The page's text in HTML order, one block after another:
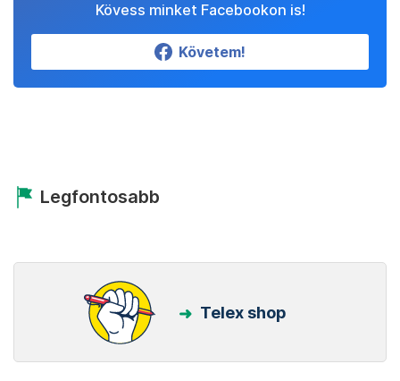
Kövess minket Facebookon is!
Követem!
Legfontosabb
Telex shop